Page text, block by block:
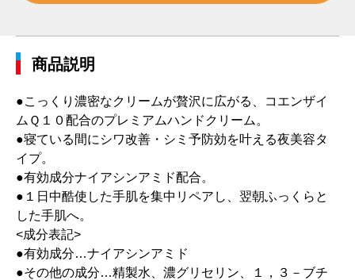
商品説明
●こっくり濃密なクリームが贅沢に広がる、コエンザイ
ムＱ１０配合のプレミアムハンドクリーム。
●寝ている間にシワ改善・シミ予防効を叶える夜美容タ
イプ。
●有効成分ナイアシンアミド配合。
●１日中酷使した手肌を集中リペアし、翌朝ふっくらと
した手肌へ。
<成分表記>
●有効成分…ナイアシンアミド
●その他の成分…精製水、濃グリセリン、１，３－ブチ